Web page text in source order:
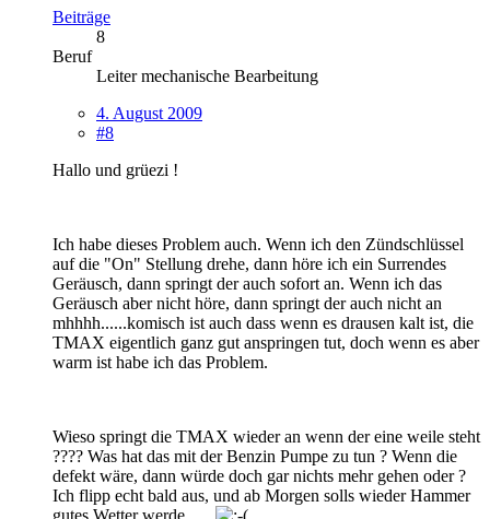
Beiträge
8
Beruf
Leiter mechanische Bearbeitung
4. August 2009
#8
Hallo und grüezi !
Ich habe dieses Problem auch. Wenn ich den Zündschlüssel
auf die "On" Stellung drehe, dann höre ich ein Surrendes
Geräusch, dann springt der auch sofort an. Wenn ich das
Geräusch aber nicht höre, dann springt der auch nicht an
mhhhh......komisch ist auch dass wenn es drausen kalt ist, die
TMAX eigentlich ganz gut anspringen tut, doch wenn es aber
warm ist habe ich das Problem.
Wieso springt die TMAX wieder an wenn der eine weile steht
???? Was hat das mit der Benzin Pumpe zu tun ? Wenn die
defekt wäre, dann würde doch gar nichts mehr gehen oder ?
Ich flipp echt bald aus, und ab Morgen solls wieder Hammer
gutes Wetter werde......